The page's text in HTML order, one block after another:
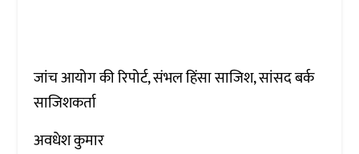
जांच आयोग की रिपोर्ट, संभल हिंसा साजिश, सांसद बर्क
साजिशकर्ता
अवधेश कुमार